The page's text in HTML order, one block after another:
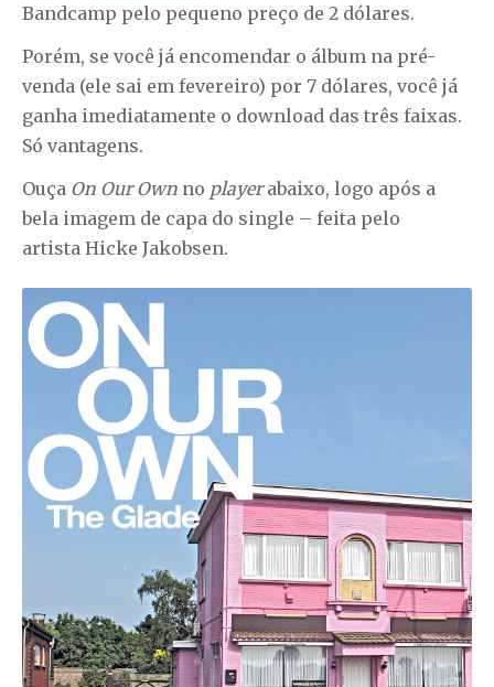
Bandcamp pelo pequeno preço de 2 dólares.
Porém, se você já encomendar o álbum na pré-
venda (ele sai em fevereiro) por 7 dólares, você já
ganha imediatamente o download das três faixas.
Só vantagens.
Ouça On Our Own no playerabaixo, logo após a
bela imagem de capa do single – feita pelo
artista Hicke Jakobsen.